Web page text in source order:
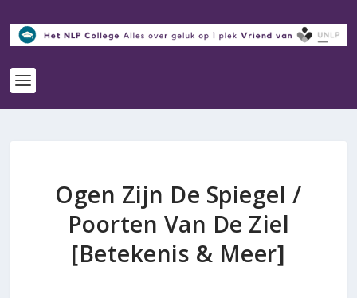
Ogen Zijn De Spiegel /
Poorten Van De Ziel
[Betekenis & Meer]